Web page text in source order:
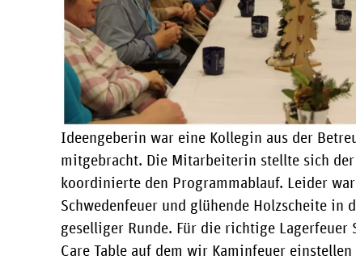
Ideengeberin war eine Kollegin aus der
mitgebracht. Die Mitarbeiterin stellte sich
koordinierte den Programmablauf. Leider
Schwedenfeuer und glühende Holzscheite in
geselliger Runde. Für die richtige
Care Table auf dem wir Kaminfeuer